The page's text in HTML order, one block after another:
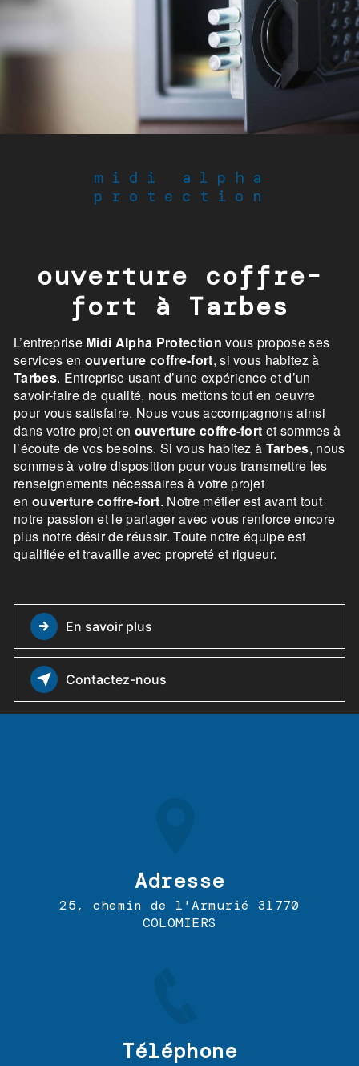
midi alpha
protection
ouverture coffre-
fort à Tarbes
L’entreprise Midi Alpha Protection vous propose ses
services en ouverture coffre-fort, si vous habitez à
Tarbes. Entreprise usant d’une expérience et d’un
savoir-faire de qualité, nous mettons tout en oeuvre
pour vous satisfaire. Nous vous accompagnons ainsi
dans votre projet en ouverture coffre-fort et sommes à
l’écoute de vos besoins. Si vous habitez à Tarbes, nous
sommes à votre disposition pour vous transmettre les
renseignements nécessaires à votre projet
en ouverture coffre-fort. Notre métier est avant tout
notre passion et le partager avec vous renforce encore
plus notre désir de réussir. Toute notre équipe est
qualifiée et travaille avec propreté et rigueur.
En savoir plus
Contactez-nous
Adresse
25, chemin de l'Armurié 31770
COLOMIERS
Téléphone